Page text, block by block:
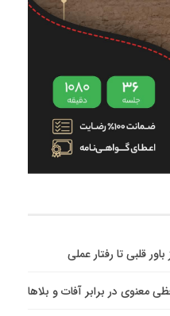
قلبی تا رفتار عملی
معنوی در برابر آفات و بلاها